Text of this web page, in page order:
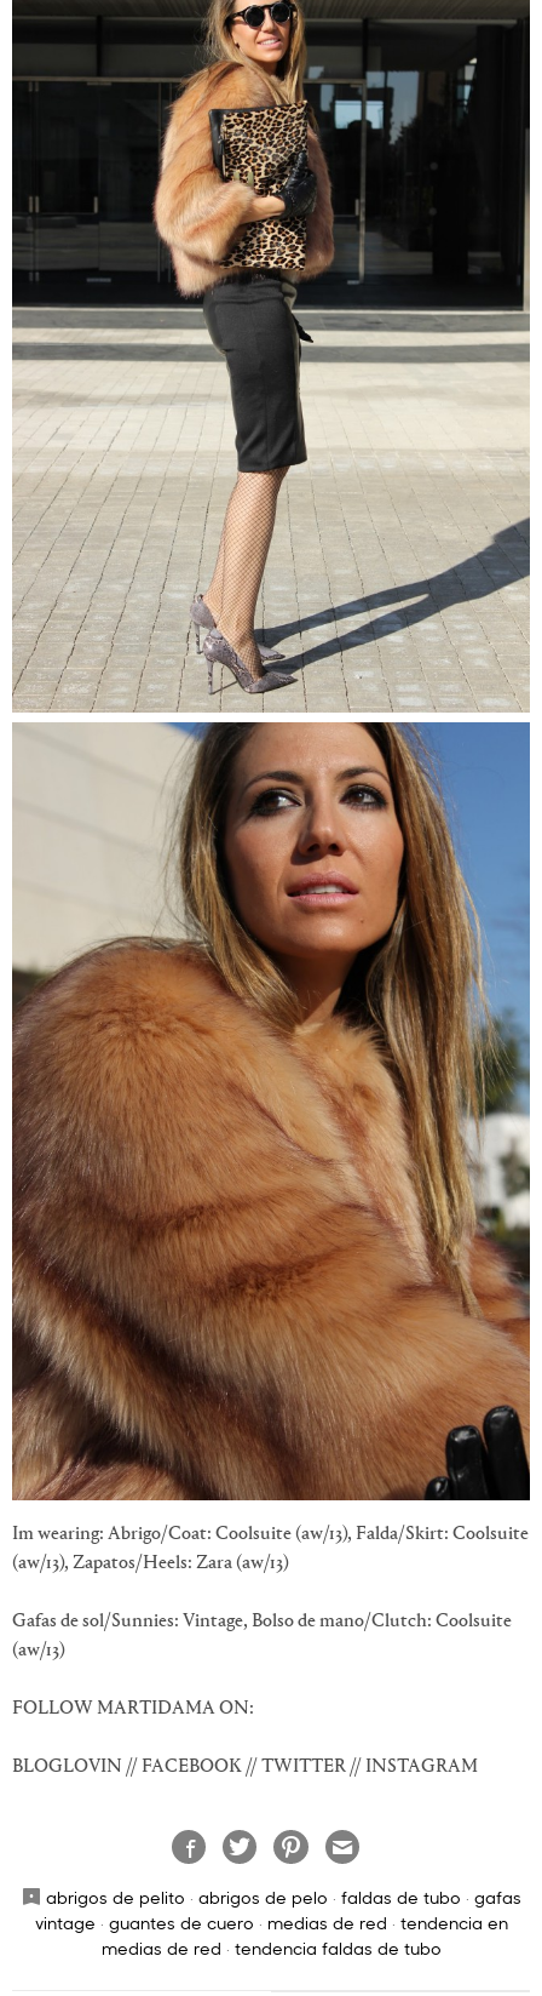
Im wearing: Abrigo/Coat: Coolsuite (aw/13), Falda/Skirt: Coolsuite
(aw/13), Zapatos/Heels: Zara (aw/13)
Gafas de sol/Sunnies: Vintage, Bolso de mano/Clutch: Coolsuite
(aw/13)
FOLLOW MARTIDAMA ON:
BLOGLOVIN // FACEBOOK // TWITTER // INSTAGRAM
abrigos de pelito · abrigos de pelo · faldas de tubo · gafas
vintage · guantes de cuero · medias de red · tendencia en
medias de red · tendencia faldas de tubo